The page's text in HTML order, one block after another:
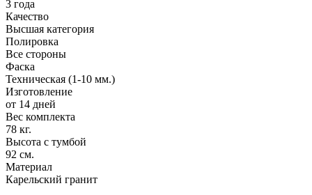
3 года
Качество
Высшая категория
Полировка
Все стороны
Фаска
Техническая (1-10 мм.)
Изготовление
от 14 дней
Вес комплекта
78 кг.
Высота с тумбой
92 см.
Материал
Карельский гранит